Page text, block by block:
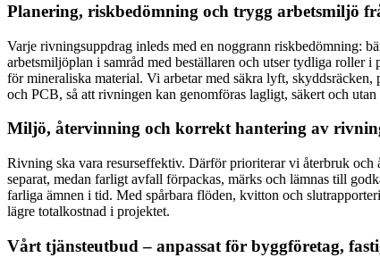
Planering, riskbedömning och trygg arbetsmiljö
Varje rivningsuppdrag inleds med en noggrann riskbedömning:
arbetsmiljöplan i samråd med beställaren och utser tydliga roller
för mineraliska material. Vi arbetar med säkra lyft,
och PCB, så att rivningen kan genomföras lagligt, säkert och
Miljö, återvinning och korrekt hantering av
Rivning ska vara resurseffektiv. Därför prioriterar vi återbruk
separat, medan farligt avfall förpackas, märks och lämnas till
farliga ämnen i tid. Med spårbara flöden, kvitton och
lägre totalkostnad i projektet.
Vårt tjänsteutbud – anpassat för byggföretag,